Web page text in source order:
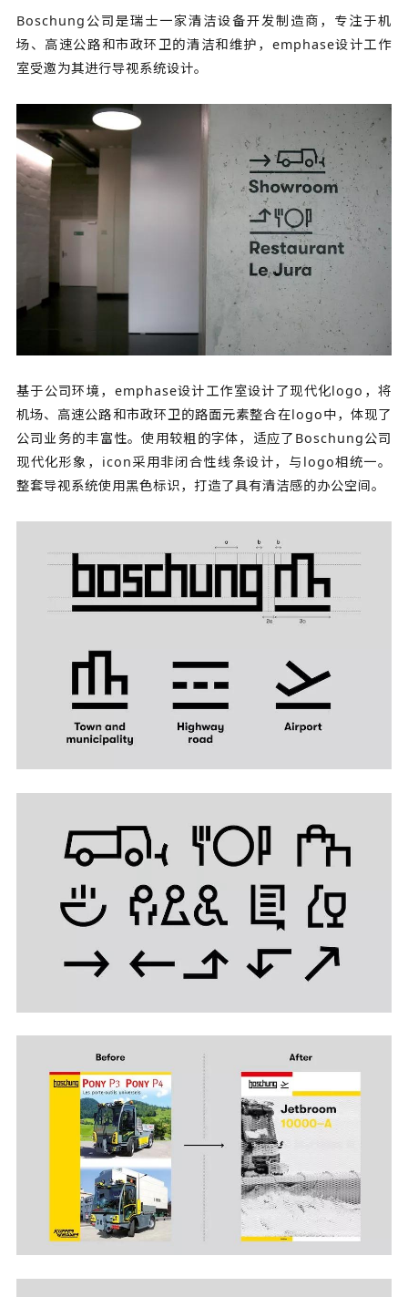
Boschung公司是瑞士一家清洁设备开发制造商，专注于机
场、高速公路和市政环卫的清洁和维护，emphase设计工作
室受邀为其进行导视系统设计。
基于公司环境，emphase设计工作室设计了现代化logo，将
机场、高速公路和市政环卫的路面元素整合在logo中，体现了
公司业务的丰富性。使用较粗的字体，适应了Boschung公司
现代化形象，icon采用非闭合性线条设计，与logo相统一。
整套导视系统使用黑色标识，打造了具有清洁感的办公空间。